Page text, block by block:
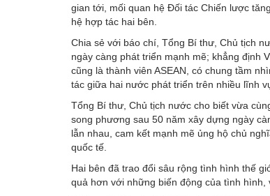
gian tới, mối quan hệ Đối tác Chiến lược
hệ hợp tác hai bên.
Chia sẻ với báo chí, Tổng Bí thư, Chủ tịch
ngày càng phát triển mạnh mẽ; khẳng định
cũng là thành viên ASEAN, có chung tầm
tác giữa hai nước phát triển trên nhiều lĩnh
Tổng Bí thư, Chủ tịch nước cho biết vừa
song phương sau 50 năm xây dựng ngày
lẫn nhau, cam kết mạnh mẽ ủng hộ chủ
quốc tế.
Hai bên đã trao đổi sâu rộng tình hình thế
quả hơn với những biến động của tình